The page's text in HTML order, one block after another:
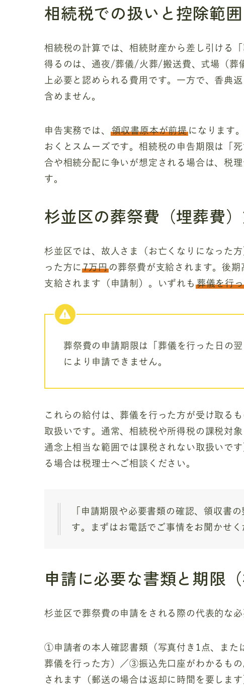
相続税での扱いと控除範囲
相続税の計算では、相続財産から差し引ける
得るのは、通夜/葬儀/火葬/搬送費、式場（葬
上必要と認められる費用です。一方で、香典
含めません。
申告実務では、 領収書原本が前提 になります
おくとスムーズです。相続税の申告期限は「
合や相続分配に争いが想定される場合は、税
す。
杉並区の葬祭費（埋葬費
杉並区では、故人さま（お亡くなりになった
った方に7万円の葬祭費が支給されます。後
支給されます（申請制）。いずれも 葬儀を行
葬祭費の申請期限は「葬儀を行った日の
により申請できません。
これらの給付は、葬儀を行った方が受け取る
取扱いです。通常、相続税や所得税の課税対
通念上相当な範囲では課税されない取扱いで
る場合は税理士へご相談ください。
「申請期限や必要書類の確認、領収書
す。まずはお電話でご事情をお聞かせく
申請に必要な書類と期限（
杉並区で葬祭費の申請をされる際の代表的な
①申請者の本人確認書類（写真付き1点、ま
葬儀を行った方）／③振込先口座がわかるも
されます（郵送の場合は返却に時間を要しま